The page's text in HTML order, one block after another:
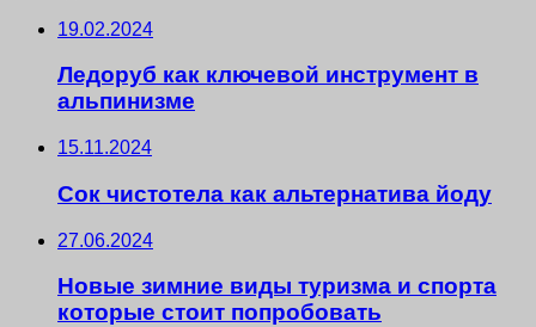
19.02.2024
Ледоруб как ключевой инструмент в
альпинизме
15.11.2024
Сок чистотела как альтернатива йоду
27.06.2024
Новые зимние виды туризма и спорта
которые стоит попробовать